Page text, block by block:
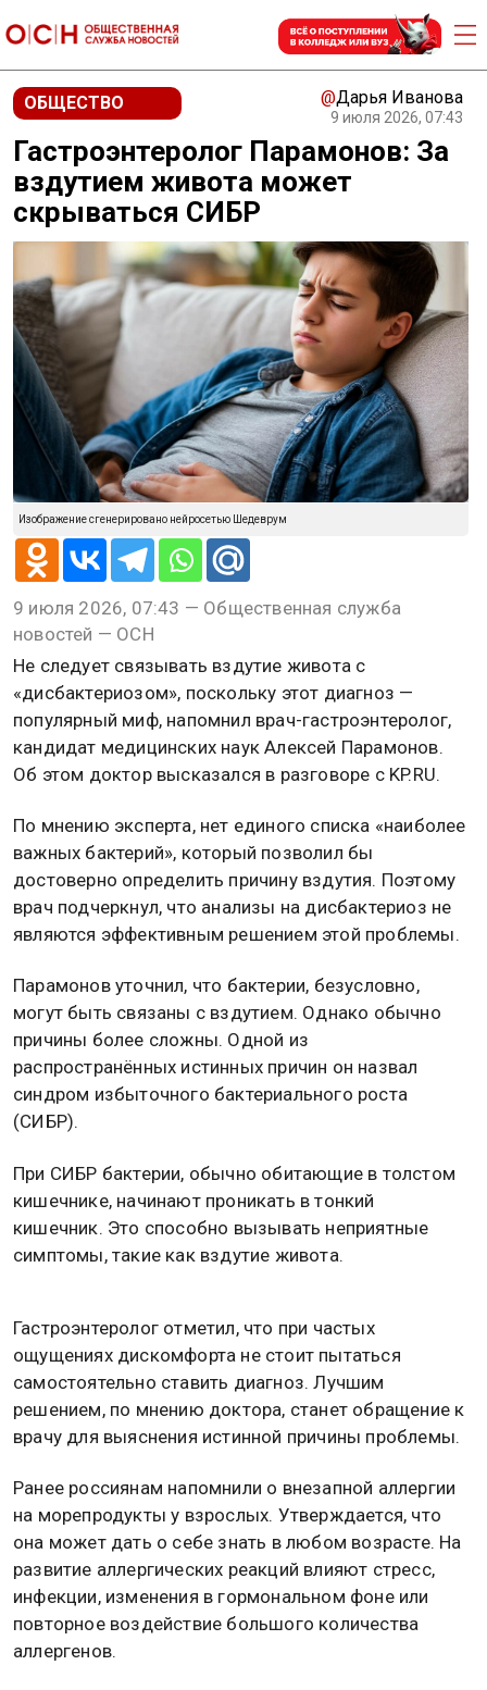
ОБЩЕСТВО @Дарья Иванова
9 июля 2026, 07:43
Гастроэнтеролог Парамонов: За
вздутием живота может
скрываться СИБР
Изображение сгенерировано нейросетью Шедеврум
9 июля 2026, 07:43 — Общественная служба
новостей — ОСН
Не следует связывать вздутие живота с
«дисбактериозом», поскольку этот диагноз —
популярный миф, напомнил врач-гастроэнтеролог,
кандидат медицинских наук Алексей Парамонов.
Об этом доктор высказался в разговоре с KP.RU.
По мнению эксперта, нет единого списка «наиболее
важных бактерий», который позволил бы
достоверно определить причину вздутия. Поэтому
врач подчеркнул, что анализы на дисбактериоз не
являются эффективным решением этой проблемы.
Парамонов уточнил, что бактерии, безусловно,
могут быть связаны с вздутием. Однако обычно
причины более сложны. Одной из
распространённых истинных причин он назвал
синдром избыточного бактериального роста
(СИБР).
При СИБР бактерии, обычно обитающие в толстом
кишечнике, начинают проникать в тонкий
кишечник. Это способно вызывать неприятные
симптомы, такие как вздутие живота.
Гастроэнтеролог отметил, что при частых
ощущениях дискомфорта не стоит пытаться
самостоятельно ставить диагноз. Лучшим
решением, по мнению доктора, станет обращение к
врачу для выяснения истинной причины проблемы.
Ранее россиянам напомнили о внезапной аллергии
на морепродукты у взрослых. Утверждается, что
она может дать о себе знать в любом возрасте. На
развитие аллергических реакций влияют стресс,
инфекции, изменения в гормональном фоне или
повторное воздействие большого количества
аллергенов.